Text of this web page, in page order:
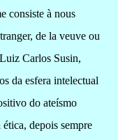
consiste à nous
de la veuve ou
Carlos Susin,
da esfera intelectual
do ateísmo
depois sempre